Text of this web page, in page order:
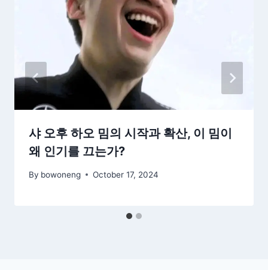
샤 오후 하오 밈의 시작과 확산, 이 밈이
왜 인기를 끄는가?
By bowoneng October 17, 2024